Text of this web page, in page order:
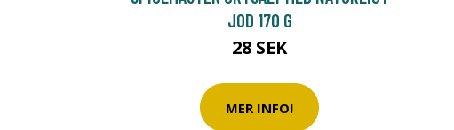
JOD 170 G
28 SEK
MER INFO!